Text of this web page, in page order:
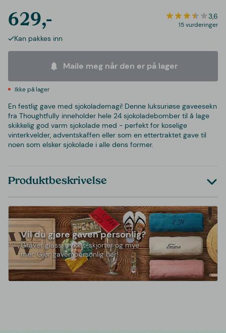
629,- 3,6
15 vurderinger
Kan pakkes inn
Maile meg når den er på lager
Ikke på lager
En festlig gave med sjokolademagi! Denne luksuriøse gaveesekn
fra Thoughtfully inneholder hele 24 sjokoladebomber til å lage
skikkelig god varm sjokolade med - perfekt for koselige
vinterkvelder, adventskaffen eller som en ettertraktet gave til
noen som elsker sjokolade i alle dens former.
Produktbeskrivelse
Vil du gjøre gaven personlig?
Graver glass, trykk t-skjorter og mye
mer. Gjør gaven personlig her!